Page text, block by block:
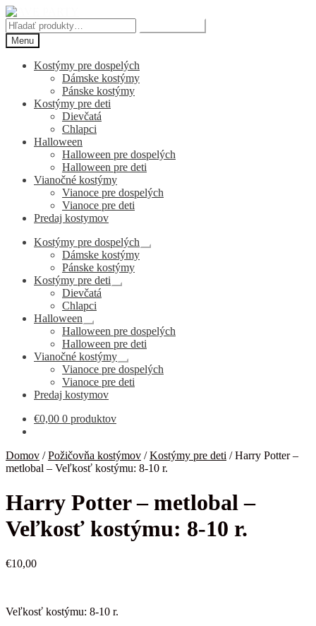
Preskočiť
na
navigáciu
Preskočiť
na
obsah
Hľadať:
Menu
Kostýmy pre dospelých
Dámske kostýmy
Pánske kostýmy
Kostýmy pre deti
Dievčatá
Chlapci
Halloween
Halloween pre dospelých
Halloween pre deti
Vianočné kostýmy
Vianoce pre dospelých
Vianoce pre deti
Predaj kostymov
Kostýmy pre dospelých
Rozbaliť
Dámske kostýmy
Pánske kostýmy
Kostýmy pre deti
Rozbaliť
Dievčatá
Chlapci
Halloween
Rozbaliť
podradené
menu
Halloween pre dospelých
Halloween pre deti
Vianočné kostýmy
Rozbaliť
podradené
menu
Vianoce pre dospelých
Vianoce pre deti
Predaj kostymov
€0,00 0 produktov
Domov /Požičovňa kostýmov /Kostýmy pre deti /Harry Potter –
metlobal – Veľkosť kostýmu: 8-10 r.
Harry Potter – metlobal –
Veľkosť kostýmu: 8-10 r.
€10,00
Veľkosť kostýmu: 8-10 r.